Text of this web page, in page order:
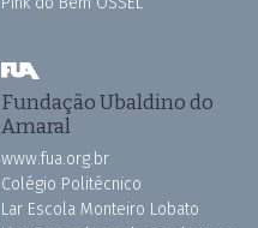
Fundação Ubaldino do
Amaral
www.fua.org.br
Colégio Politécnico
Lar Escola Monteiro Lobato